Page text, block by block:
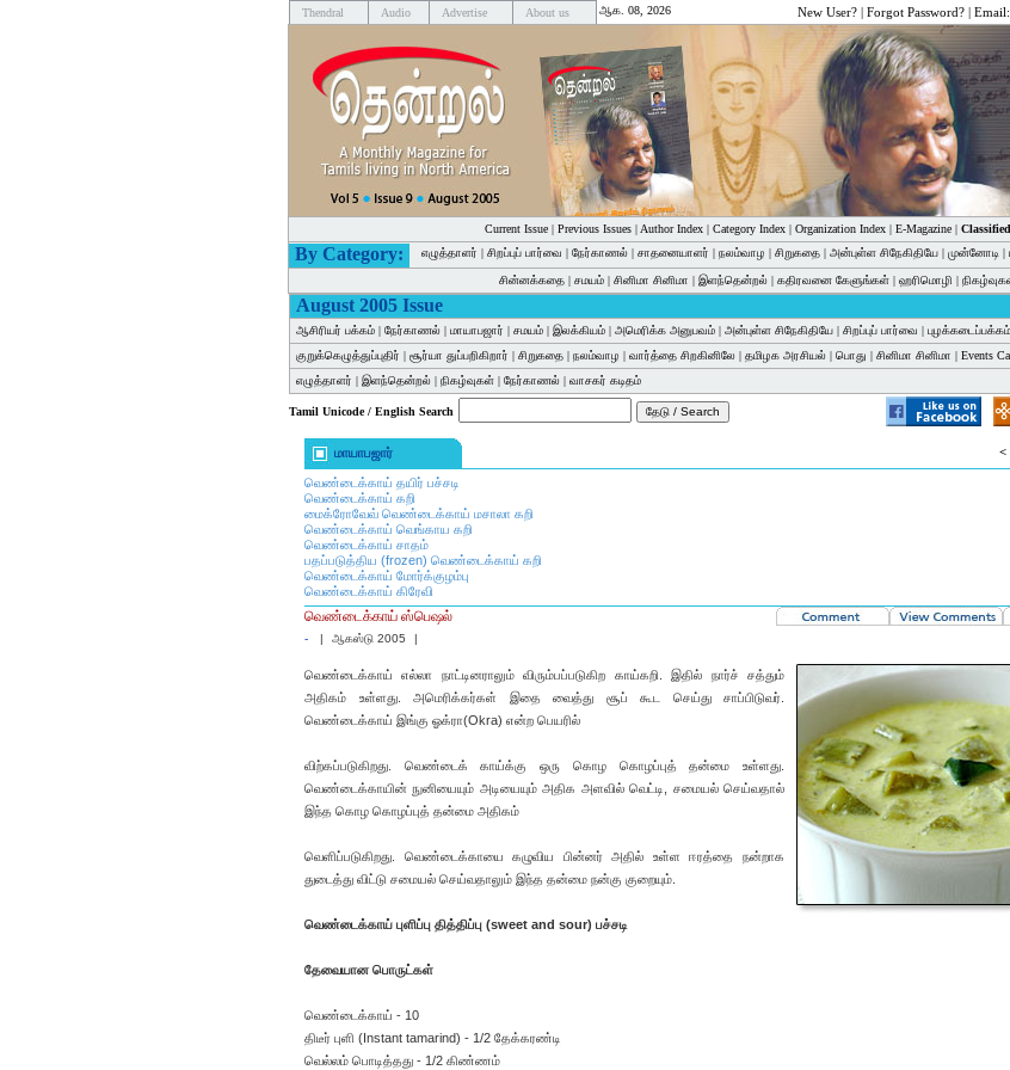
Thendral Audio Advertise About us ஆக. 08, 2026 New User? | Forgot Password? | Email:
Current Issue| Previous Issues| Author Index| Category Index| Organization Index| E-Magazine|
By Category: எழுத்தாளர் | சிறப்புப் பார்வை | நேர்காணல் | சாதனையாளர் | நலம்வாழ | சிறுகதை | அன்புள்ள சிநேகிதியே | முன்னோடி |
சின்னக்கதை | சமயம் | சினிமா சினிமா | இளந்தென்றல் | கதிரவனை கேளுங்கள் | ஹரிமொழி |
August 2005 Issue
ஆசிரியர் பக்கம் | நேர்காணல் | மாயாபஜார் | சமயம் | இலக்கியம் | அமெரிக்க அனுபவம் | அன்புள்ள சிநேகிதியே | சிறப்புப் பார்வை | புழக்கடைப்பக்கம்
குறுக்கெழுத்துப்புதிர் | சூர்யா துப்பறிகிறார் | சிறுகதை | நலம்வாழ | வார்த்தை சிறகினிலே | தமிழக அரசியல் | பொது | சினிமா சினிமா | Events
எழுத்தாளர் | இளந்தென்றல் | நிகழ்வுகள் | நேர்காணல் | வாசகர் கடிதம்
Tamil Unicode / English Search
மாயாபஜார் <
வெண்டைக்காய் தயிர் பச்சடி
வெண்டைக்காய் கறி
மைக்ரோவேவ் வெண்டைக்காய் மசாலா கறி
வெண்டைக்காய் வெங்காய கறி
வெண்டைக்காய் சாதம்
பதப்படுத்திய (frozen) வெண்டைக்காய் கறி
வெண்டைக்காய் மோர்க்குழம்பு
வெண்டைக்காய் கிரேவி
வெண்டைக்காய் ஸ்பெஷல்
- | ஆகஸ்டு 2005 |
வெண்டைக்காய் எல்லா நாட்டினராலும் விரும்பப்படுகிற காய்கறி. இதில் நார்ச் சத்தும்
அதிகம் உள்ளது. அமெரிக்கர்கள் இதை வைத்து சூப் கூட செய்து சாப்பிடுவர்.
வெண்டைக்காய் இங்கு ஓக்ரா(Okra) என்ற பெயரில்
விற்கப்படுகிறது. வெண்டைக் காய்க்கு ஒரு கொழ கொழப்புத் தன்மை உள்ளது.
வெண்டைக்காயின் நுனியையும் அடியையும் அதிக அளவில் வெட்டி, சமையல் செய்வதால்
இந்த கொழ கொழப்புத் தன்மை அதிகம்
வெளிப்படுகிறது. வெண்டைக்காயை கழுவிய பின்னர் அதில் உள்ள ஈரத்தை நன்றாக
துடைத்து விட்டு சமையல் செய்வதாலும் இந்த தன்மை நன்கு குறையும்.
வெண்டைக்காய் புளிப்பு தித்திப்பு (sweet and sour) பச்சடி
தேவையான பொருட்கள்
வெண்டைக்காய் - 10
திடீர் புளி (Instant tamarind) - 1/2 தேக்கரண்டி
வெல்லம் பொடித்தது - 1/2 கிண்ணம்